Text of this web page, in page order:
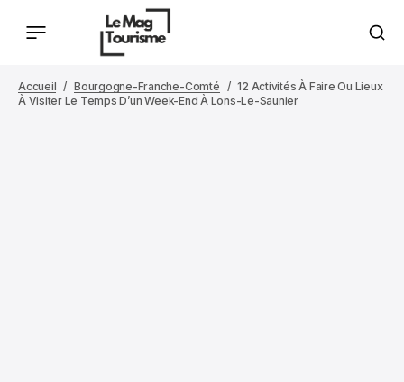
Accueil Bourgogne-Franche-Comté
12 Activités À Faire Ou Lieux
À Visiter Le Temps D’un Week-End À Lons-Le-Saunier